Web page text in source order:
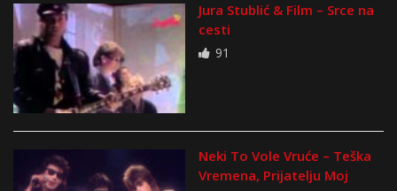
Jura Stublić & Film – Srce na
cesti
91
Neki To Vole Vruće – Teška
Vremena, Prijatelju Moj